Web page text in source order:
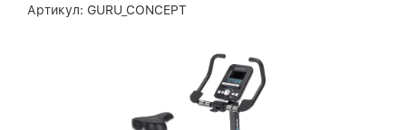
Артикул: GURU_CONCEPT